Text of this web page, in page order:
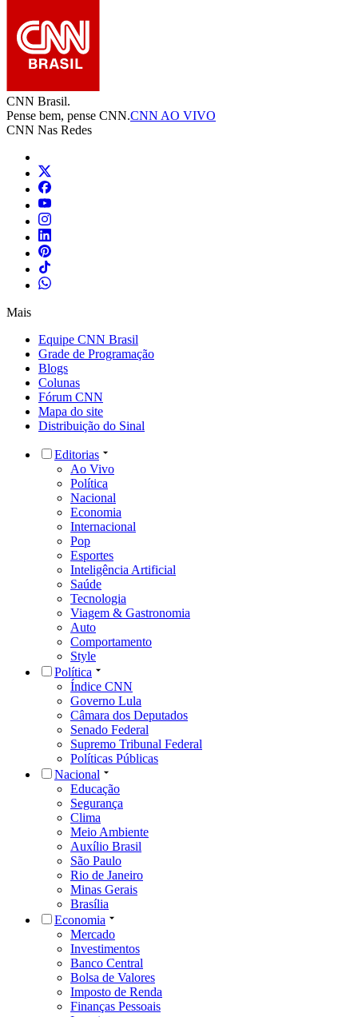
CNN Brasil.
Pense bem, pense CNN.CNN AO VIVO
CNN Nas Redes
Mais
Equipe CNN Brasil
Grade de Programação
Blogs
Colunas
Fórum CNN
Mapa do site
Distribuição do Sinal
Editorias
Ao Vivo
Política
Nacional
Economia
Internacional
Pop
Esportes
Inteligência Artificial
Saúde
Tecnologia
Viagem & Gastronomia
Auto
Comportamento
Style
Política
Índice CNN
Governo Lula
Câmara dos Deputados
Senado Federal
Supremo Tribunal Federal
Políticas Públicas
Nacional
Educação
Segurança
Clima
Meio Ambiente
Auxílio Brasil
São Paulo
Rio de Janeiro
Minas Gerais
Brasília
Economia
Mercado
Investimentos
Banco Central
Bolsa de Valores
Imposto de Renda
Finanças Pessoais